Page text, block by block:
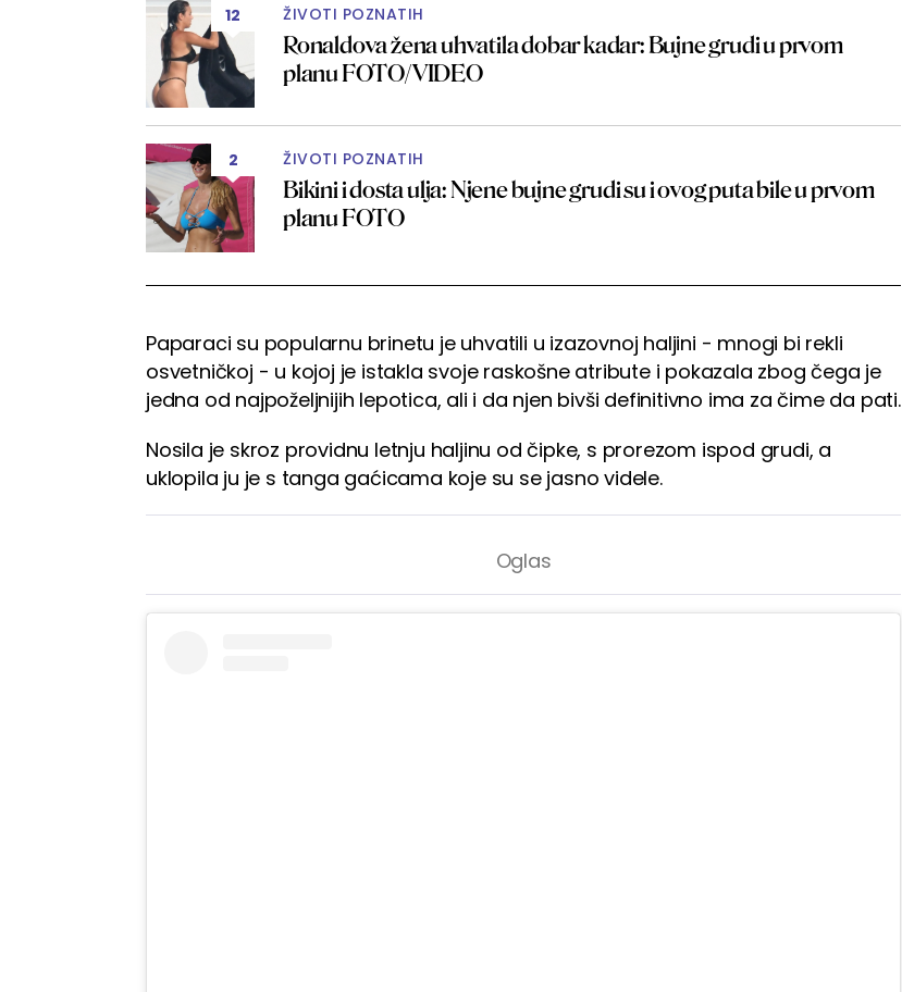
12 ŽIVOTI POZNATIH
Ronaldova žena uhvatila dobar kadar: Bujne grudi u prvom
planu FOTO/VIDEO
2 ŽIVOTI POZNATIH
Bikini i dosta ulja: Njene bujne grudi su i ovog puta bile u prvom
planu FOTO
Paparaci su popularnu brinetu je uhvatili u izazovnoj haljini - mnogi bi rekli
osvetničkoj - u kojoj je istakla svoje raskošne atribute i pokazala zbog čega je
jedna od najpoželjnijih lepotica, ali i da njen bivši definitivno ima za čime da pati.
Nosila je skroz providnu letnju haljinu od čipke, s prorezom ispod grudi, a
uklopila ju je s tanga gaćicama koje su se jasno videle.